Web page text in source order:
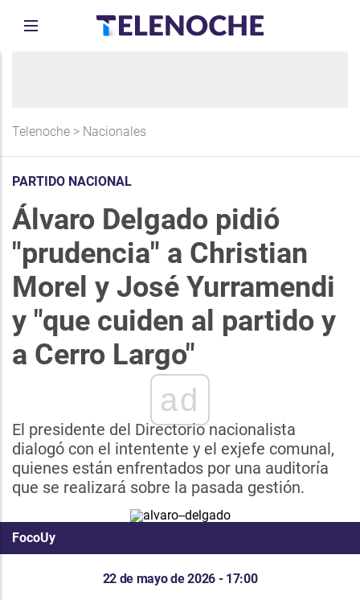
Telenoche > Nacionales
PARTIDO NACIONAL
Álvaro Delgado pidió
"prudencia" a Christian
Morel y José Yurramendi
y "que cuiden al partido y
a Cerro Largo"
ad
El presidente del Directorio nacionalista
dialogó con el intentente y el exjefe comunal,
quienes están enfrentados por una auditoría
que se realizará sobre la pasada gestión.
FocoUy
22 de mayo de 2026 - 17:00